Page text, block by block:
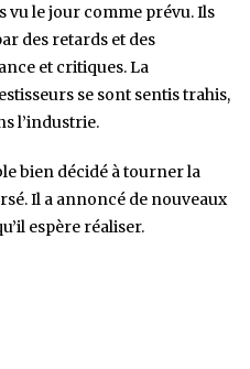
vu le jour comme prévu. Ils
des retards et des
et critiques. La
se sont sentis trahis,
l’industrie.
bien décidé à tourner la
Il a annoncé de nouveaux
espère réaliser.